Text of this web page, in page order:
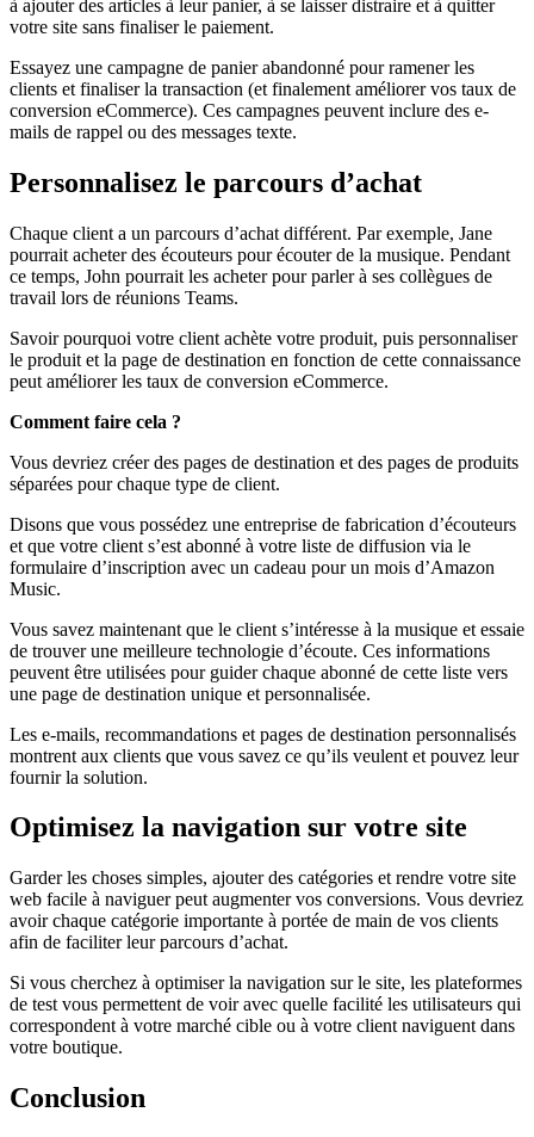
à ajouter des articles à leur panier, à se laisser distraire et à quitter
votre site sans finaliser le paiement.
Essayez une campagne de panier abandonné pour ramener les
clients et finaliser la transaction (et finalement améliorer vos taux de
conversion eCommerce). Ces campagnes peuvent inclure des e-
mails de rappel ou des messages texte.
Personnalisez le parcours d’achat
Chaque client a un parcours d’achat différent. Par exemple, Jane
pourrait acheter des écouteurs pour écouter de la musique. Pendant
ce temps, John pourrait les acheter pour parler à ses collègues de
travail lors de réunions Teams.
Savoir pourquoi votre client achète votre produit, puis personnaliser
le produit et la page de destination en fonction de cette connaissance
peut améliorer les taux de conversion eCommerce.
Comment faire cela ?
Vous devriez créer des pages de destination et des pages de produits
séparées pour chaque type de client.
Disons que vous possédez une entreprise de fabrication d’écouteurs
et que votre client s’est abonné à votre liste de diffusion via le
formulaire d’inscription avec un cadeau pour un mois d’Amazon
Music.
Vous savez maintenant que le client s’intéresse à la musique et essaie
de trouver une meilleure technologie d’écoute. Ces informations
peuvent être utilisées pour guider chaque abonné de cette liste vers
une page de destination unique et personnalisée.
Les e-mails, recommandations et pages de destination personnalisés
montrent aux clients que vous savez ce qu’ils veulent et pouvez leur
fournir la solution.
Optimisez la navigation sur votre site
Garder les choses simples, ajouter des catégories et rendre votre site
web facile à naviguer peut augmenter vos conversions. Vous devriez
avoir chaque catégorie importante à portée de main de vos clients
afin de faciliter leur parcours d’achat.
Si vous cherchez à optimiser la navigation sur le site, les plateformes
de test vous permettent de voir avec quelle facilité les utilisateurs qui
correspondent à votre marché cible ou à votre client naviguent dans
votre boutique.
Conclusion